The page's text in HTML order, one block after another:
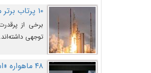
۱۰ پرتاب برتر موشک آریان ۵ در تمام ادوار
برخی از
توجهی داشته‌اند.
۴۸ ماهواره «استارلینک» به مدار زمین پرتاب شدند